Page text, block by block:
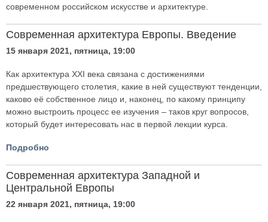
современном российском искусстве и архитектуре.
Современная архитектура Европы. Введение
15 января 2021, пятница, 19:00
Как архитектура XXI века связана с достижениями
предшествующего столетия, какие в ней существуют тенденции,
каково её собственное лицо и, наконец, по какому принципу
можно выстроить процесс ее изучения – таков круг вопросов,
который будет интересовать нас в первой лекции курса.
Подробно
Современная архитектура Западной и
Центральной Европы
22 января 2021, пятница, 19:00